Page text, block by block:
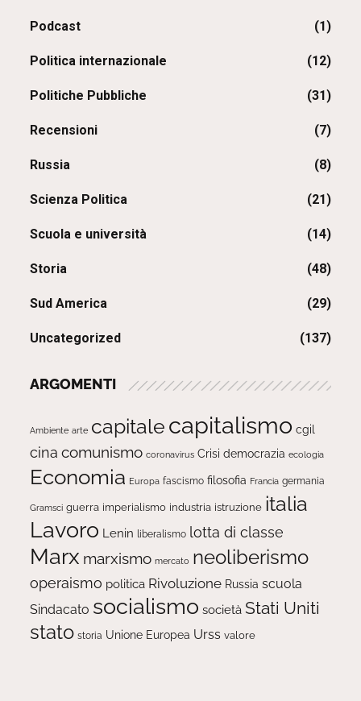
Podcast (1)
Politica internazionale (12)
Politiche Pubbliche (31)
Recensioni (7)
Russia (8)
Scienza Politica (21)
Scuola e università (14)
Storia (48)
Sud America (29)
Uncategorized (137)
ARGOMENTI
Ambiente arte capitale capitalismo cgil
cina comunismo coronavirus Crisi democrazia ecologia
Economia Europa fascismo filosofia Francia germania
Gramsci guerra imperialismo industria istruzione italia
Lavoro Lenin liberalismo lotta di classe
Marx marxismo mercato neoliberismo
operaismo politica Rivoluzione Russia scuola
Sindacato socialismo società Stati Uniti
stato storia Unione Europea Urss valore